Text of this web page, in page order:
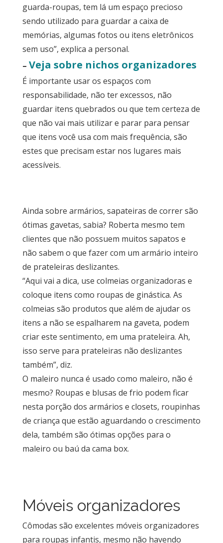
guarda-roupas, tem lá um espaço precioso
sendo utilizado para guardar a caixa de
memórias, algumas fotos ou itens eletrônicos
sem uso”, explica a personal.
– Veja sobre nichos organizadores
É importante usar os espaços com
responsabilidade, não ter excessos, não
guardar itens quebrados ou que tem certeza de
que não vai mais utilizar e parar para pensar
que itens você usa com mais frequência, são
estes que precisam estar nos lugares mais
acessíveis.
Ainda sobre armários, sapateiras de correr são
ótimas gavetas, sabia? Roberta mesmo tem
clientes que não possuem muitos sapatos e
não sabem o que fazer com um armário inteiro
de prateleiras deslizantes.
“Aqui vai a dica, use colmeias organizadoras e
coloque itens como roupas de ginástica. As
colmeias são produtos que além de ajudar os
itens a não se espalharem na gaveta, podem
criar este sentimento, em uma prateleira. Ah,
isso serve para prateleiras não deslizantes
também”, diz.
O maleiro nunca é usado como maleiro, não é
mesmo? Roupas e blusas de frio podem ficar
nesta porção dos armários e closets, roupinhas
de criança que estão aguardando o crescimento
dela, também são ótimas opções para o
maleiro ou baú da cama box.
Móveis organizadores
Cômodas são excelentes móveis organizadores
para roupas infantis, mesmo não havendo